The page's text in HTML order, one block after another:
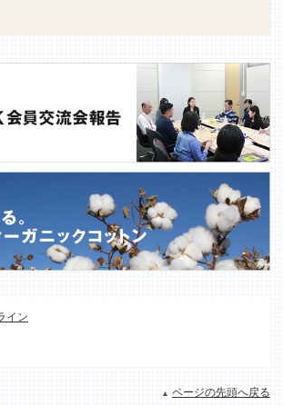
イン
ページの先頭へ戻る